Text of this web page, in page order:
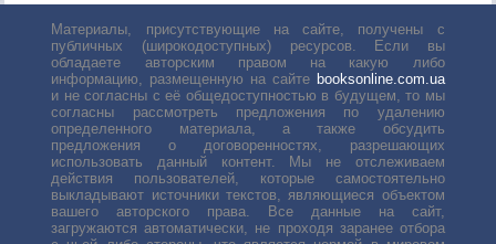
Материалы, присутствующие на сайте, получены с
публичных (широкодоступных) ресурсов. Если вы
обладаете авторским правом на какую либо
информацию, размещенную на сайте booksonline.com.ua
и не согласны с её общедоступностью в будущем, то мы
согласны рассмотреть предложения по удалению
определенного материала, а также обсудить
предложения о договоренностях, разрешающих
использовать данный контент. Мы не отслеживаем
действия пользователей, которые самостоятельно
выкладывают источники текстов, являющиеся объектом
вашего авторского права. Все данные на сайт,
загружаются автоматически, не проходя заранее отбора